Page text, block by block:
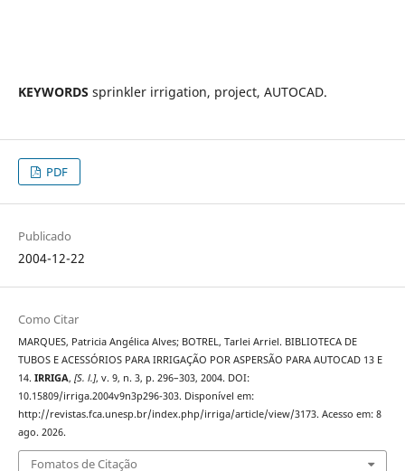
KEYWORDS sprinkler irrigation, project, AUTOCAD.
PDF
Publicado
2004-12-22
Como Citar
MARQUES, Patricia Angélica Alves; BOTREL, Tarlei Arriel. BIBLIOTECA DE
TUBOS E ACESSÓRIOS PARA IRRIGAÇÃO POR ASPERSÃO PARA AUTOCAD 13 E
14. IRRIGA, [S. l.], v. 9, n. 3, p. 296–303, 2004. DOI:
10.15809/irriga.2004v9n3p296-303. Disponível em:
http://revistas.fca.unesp.br/index.php/irriga/article/view/3173. Acesso em: 8
ago. 2026.
Fomatos de Citação